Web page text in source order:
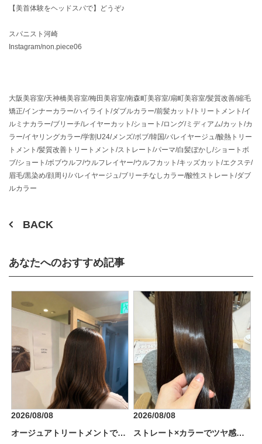
【美首体験をヘッドスパで】どうぞ♪
スパニスト河崎
Instagram/non.piece06
大阪美容室/天神橋美容室/梅田美容室/南森町美容室/扇町美容室/髪質改善/縮毛
矯正/インナーカラー/ハイライト/ダブルカラー/前髪カット/トリートメント/イ
ルミナカラー/ブリーチ/レイヤーカット/ショート/ロング/ミディアム/カット/カ
ラー/イヤリングカラー/学割U24/メンズ/ボブ/韓国/バレイヤージュ/酸熱トリー
トメント/髪質改善トリートメント/ストレート/パーマ/白髪ぼかし/ショートボ
ブ/ショート/ボブウルフ/ウルフレイヤー/ウルフカット/キッズカット/エクステ/
眉毛/黒染め/顔周り/バレイヤージュ/ブリーチなしカラー/酸性ストレート/ダブ
ルカラー
BACK
あなたへのおすすめ記事
2026/08/08
オージュアトリートメントでうるツヤ髪に*.+
2026/08/08
ストレート×カラーでツヤ感アップ♪